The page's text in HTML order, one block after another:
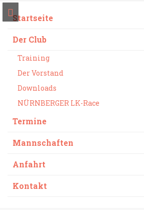
Startseite
Der Club
Training
Der Vorstand
Downloads
NÜRNBERGER LK-Race
Termine
Mannschaften
Anfahrt
Kontakt